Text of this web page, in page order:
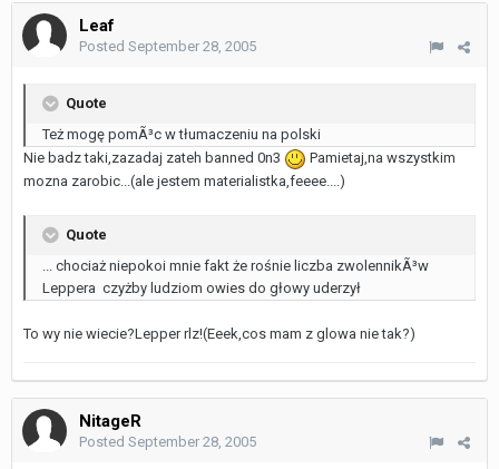
Leaf
Posted September 28, 2005
Quote
Też mogę pomÃ³c w tłumaczeniu na polski
Nie badz taki,zazadaj zateh banned 0n3
Pamietaj,na wszystkim
mozna zarobic...(ale jestem materialistka,feeee....)
Quote
... chociaż niepokoi mnie fakt że rośnie liczba zwolennikÃ³w
Leppera czyżby ludziom owies do głowy uderzył
To wy nie wiecie?Lepper rlz!(Eeek,cos mam z glowa nie tak?)
NitageR
Posted September 28, 2005